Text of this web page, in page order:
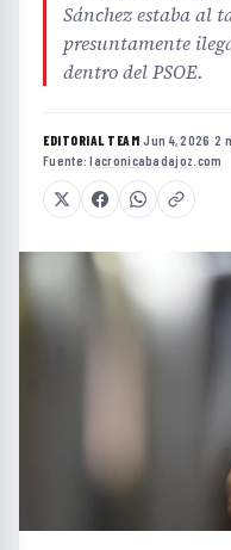
Sánchez estaba al
presuntamente
dentro del PSOE.
EDITORIAL TEAM·Jun 4, 2026 ·2
Fuente:lacronicabadajoz.com